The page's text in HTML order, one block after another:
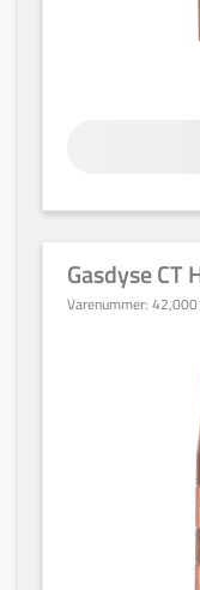
Gasdyse CT
Varenummer: